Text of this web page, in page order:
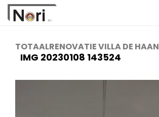
TOTAALRENOVATIE VILLA DE HAAN
IMG 20230108 143524